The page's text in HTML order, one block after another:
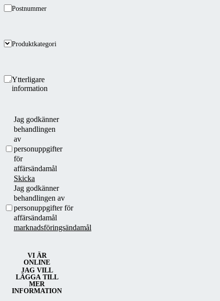
Postnummer
Produktkategori
Ytterligare
information
Jag godkänner
behandlingen
av
personuppgifter
för
affärsändamål
Skicka
Jag godkänner
behandlingen av
personuppgifter för
affärsändamål
marknadsföringsändamål
JAG VILL
LÄGGA TILL
MER
INFORMATION
VI ÄR
ONLINE